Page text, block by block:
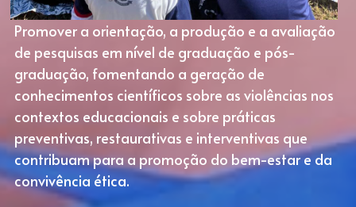
Promover a orientação, a produção e a avaliação
de pesquisas em nível de graduação e pós-
graduação, fomentando a geração de
conhecimentos científicos sobre as violências nos
contextos educacionais e sobre práticas
preventivas, restaurativas e interventivas que
contribuam para a promoção do bem-estar e da
convivência ética.